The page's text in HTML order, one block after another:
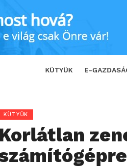
KÜTYÜK E-
számítógépre is
KÜTYÜK
Korlátlan